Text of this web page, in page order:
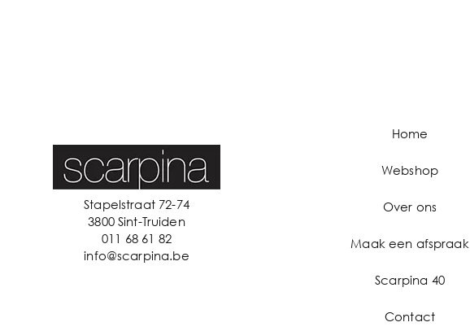
Stapelstraat 72-74
3800 Sint-Truiden
011 68 61 82
info@scarpina.be
Home
Webshop
Over ons
Maak een afspraak
Scarpina 40
Contact